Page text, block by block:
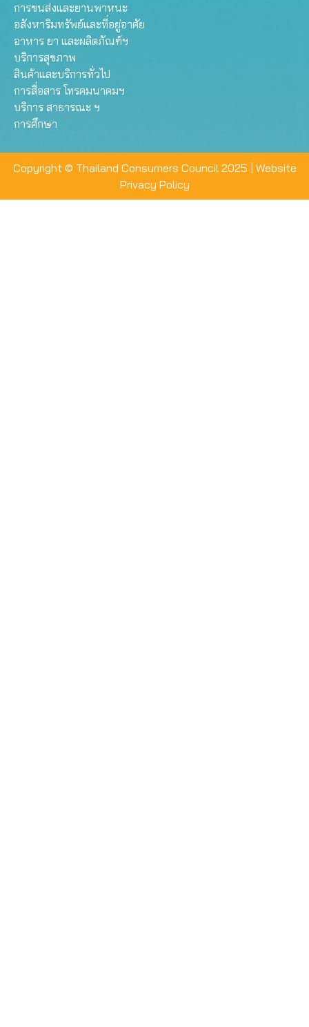
การขนส่งและยานพาหนะ
อสังหาริมทรัพย์และที่อยู่อาศัย
อาหาร ยา และผลิตภัณฑ์ฯ
บริการสุขภาพ
สินค้าและบริการทั่วไป
การสื่อสาร โทรคมนาคมฯ
บริการ สาธารณะ ฯ
การศึกษา
Copyright © Thailand Consumers Council 2025 | Website
Privacy Policy